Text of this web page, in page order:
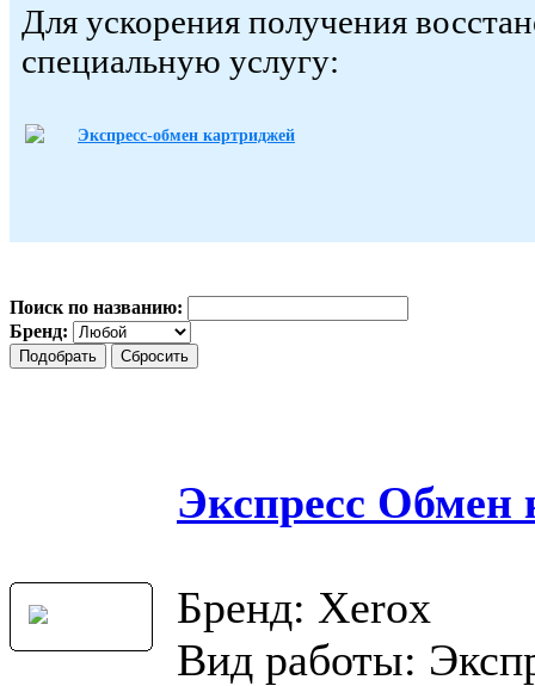
Для ускорения получения
специальную услугу:
Экспресс-обмен картриджей
Поиск по названию:
Бренд:
Экспресс Обмен
Бренд: Xerox
Вид работы: